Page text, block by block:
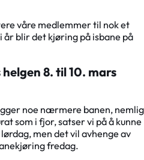
våre medlemmer til nok et
blir det kjøring på isbane på
8. til 10. mars
noe nærmere banen, nemlig
som i fjor, satser vi på å kunne
men det vil avhenge av
fredag.